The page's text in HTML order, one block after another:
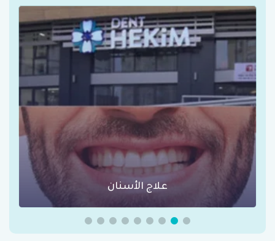
عمليات السمنة في تركيا